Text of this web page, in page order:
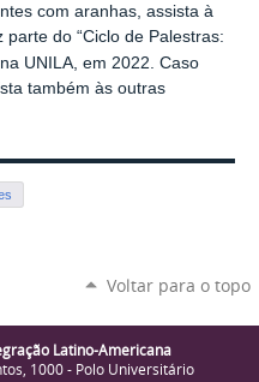
com aranhas, assista à
parte do “Ciclo de Palestras:
UNILA, em 2022. Caso
também às outras
Voltar para o topo
Latino-Americana
1000 - Polo Universitário